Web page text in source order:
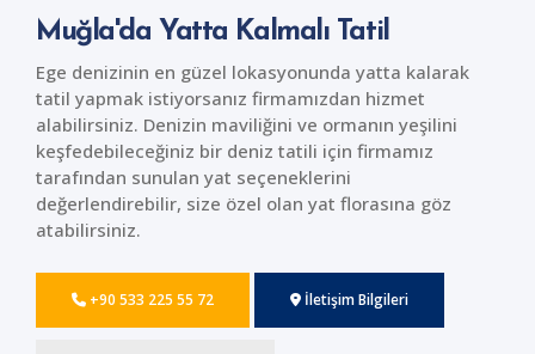
Muğla'da Yatta Kalmalı Tatil
Ege denizinin en güzel lokasyonunda yatta kalarak
tatil yapmak istiyorsanız firmamızdan hizmet
alabilirsiniz. Denizin maviliğini ve ormanın yeşilini
keşfedebileceğiniz bir deniz tatili için firmamız
tarafından sunulan yat seçeneklerini
değerlendirebilir, size özel olan yat florasına göz
atabilirsiniz.
+90 533 225 55 72 İletişim Bilgileri